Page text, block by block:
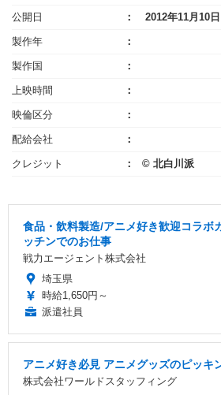
公開日 2012年11月10日
製作年
製作国
上映時間
映倫区分
配給会社
クレジット © 北白川派
食品・飲料製造/アニメ好き歓迎コラボ
ッチンでのお仕事
戦力エージェント株式会社
埼玉県
時給1,650円～
派遣社員
アニメ好き必見 アニメグッズのピッキ
株式会社ワールドスタッフィング